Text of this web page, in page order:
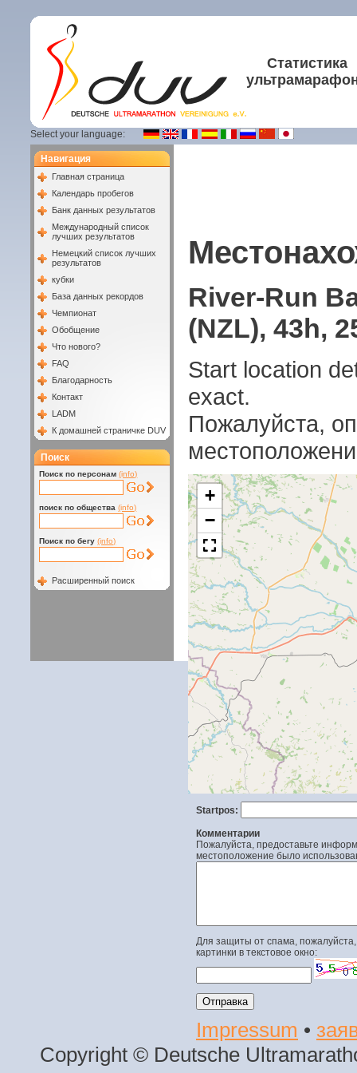
Статистика
Select your language:
Навигация
Главная страница
Календарь пробегов
Банк данных результатов
Международный список
лучших результатов
Немецкий список лучших
результатов
кубки
База данных рекордов
Чемпионат
Обобщение
Что нового?
FAQ
Благодарность
Контакт
LADM
К домашней страничке DUV
Поиск
Поиск по персонам (info)
поиск по общества (info)
Поиск по бегу (info)
Расширенный поиск
River-Run
(NZL), 43h,
Start location
exact.
Пожалуйста,
+
−
Startpos:
Комментарии
Пожалуйста, предоставьте
местоположение было
Для защиты от спама,
картинки в текстовое окно:
Impressum •
Copyright © Deutsche